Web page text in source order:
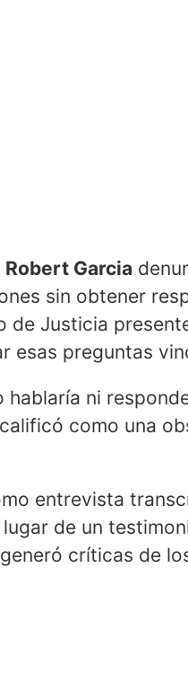
Robert Garcia
sin obtener
de Justicia
esas preguntas
hablaría ni
como una
entrevista
de un
críticas de